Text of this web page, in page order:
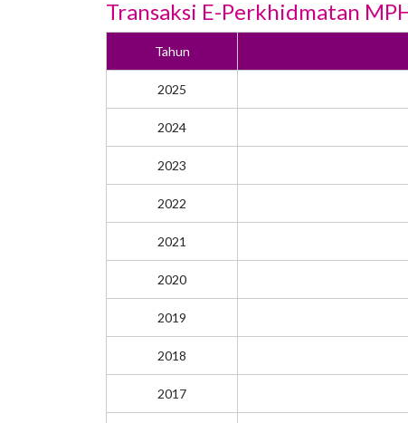
Transaksi E-Perkhidmatan
Tahun
2025
2024
2023
2022
2021
2020
2019
2018
2017